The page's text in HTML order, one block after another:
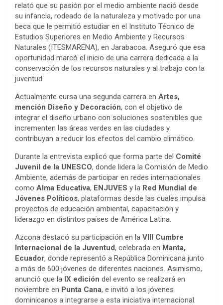
relató que su pasión por el medio ambiente nació desde
su infancia, rodeado de la naturaleza y motivado por una
beca que le permitió estudiar en el Instituto Técnico de
Estudios Superiores en Medio Ambiente y Recursos
Naturales (ITESMARENA), en Jarabacoa. Aseguró que esa
oportunidad marcó el inicio de una carrera dedicada a la
conservación de los recursos naturales y al trabajo con la
juventud.
Actualmente cursa una segunda carrera en Artes,
mención Diseño y Decoración, con el objetivo de
integrar el diseño urbano con soluciones sostenibles que
incrementen las áreas verdes en las ciudades y
contribuyan a reducir los efectos del cambio climático.
Durante la entrevista explicó que forma parte del Comité
Juvenil de la UNESCO, donde lidera la Comisión de Medio
Ambiente, además de participar en redes internacionales
como Alma Educativa, ENJUVES y la Red Mundial de
Jóvenes Políticos, plataformas desde las cuales impulsa
proyectos de educación ambiental, capacitación y
liderazgo en distintos países de América Latina.
Azcona destacó su participación en la VIII Cumbre
Internacional de la Juventud, celebrada en Manta,
Ecuador, donde representó a República Dominicana junto
a más de 600 jóvenes de diferentes naciones. Asimismo,
anunció que la IX edición del evento se realizará en
noviembre en Punta Cana, e invitó a los jóvenes
dominicanos a integrarse a esta iniciativa internacional.